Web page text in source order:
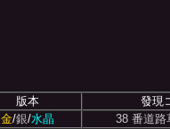
版本
發現
金/銀/水晶
38 番道路